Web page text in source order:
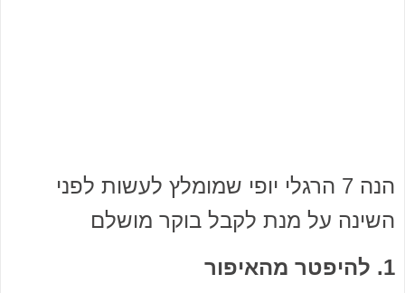
הנה 7 הרגלי יופי שמומלץ לעשות לפני
השינה על מנת לקבל בוקר מושלם
1. להיפטר מהאיפור